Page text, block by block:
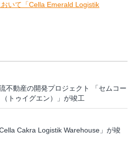
いて「Cella Emerald Logistik
不動産の開発プロジェクト 「セムコー
トゥイグエン）」が竣工
Cakra Logistik Warehouse」が竣